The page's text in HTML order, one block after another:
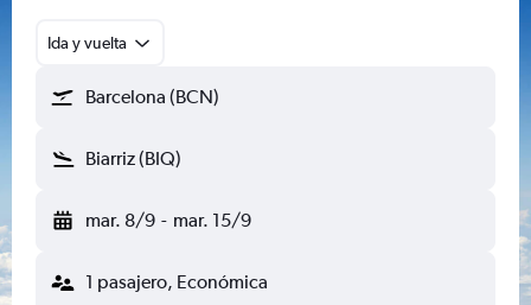
Ida y vuelta
Barcelona (BCN)
Biarriz (BIQ)
mar. 8/9 - mar. 15/9
1 pasajero, Económica